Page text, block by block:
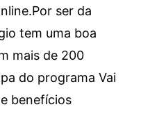
Por ser da
tem uma boa
mais de 200
do programa Vai
benefícios